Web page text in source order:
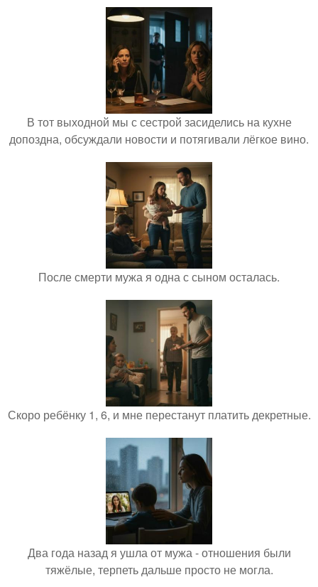
В тот выходной мы с сестрой засиделись на кухне
допоздна, обсуждали новости и потягивали лёгкое вино.
После смерти мужа я одна с сыном осталась.
Скоро ребёнку 1, 6, и мне перестанут платить декретные.
Два года назад я ушла от мужа - отношения были
тяжёлые, терпеть дальше просто не могла.